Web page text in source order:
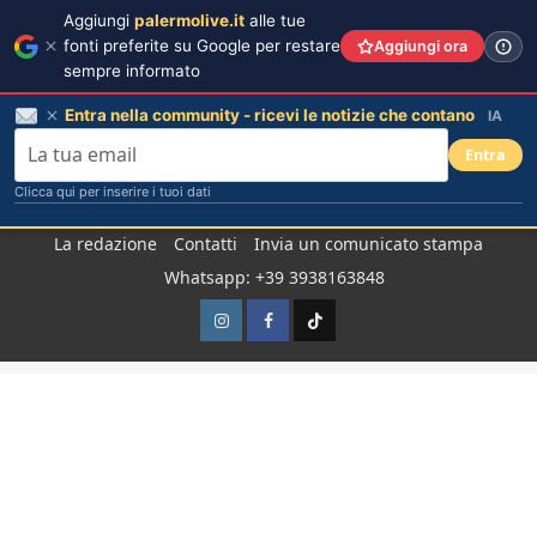
La redazione Contatti
Invia un comunicato stampa
Whatsapp: +39 3938163848
InstagramFacebook
TikTok
Aggiungi palermolive.it alle tue
fonti preferite su Google per restare
sempre informato
Aggiungi ora
Entra nella community - ricevi le notizie che contano IA
Entra
Clicca qui per inserire i tuoi dati